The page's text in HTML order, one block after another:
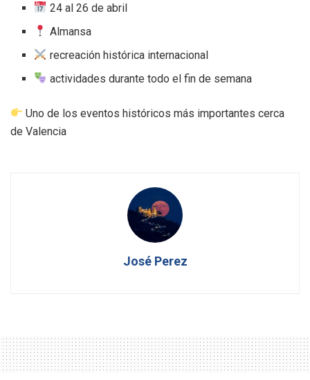
24 al 26 de abril
Almansa
recreación histórica internacional
actividades durante todo el fin de semana
Uno de los eventos históricos más importantes cerca
de Valencia
José Perez